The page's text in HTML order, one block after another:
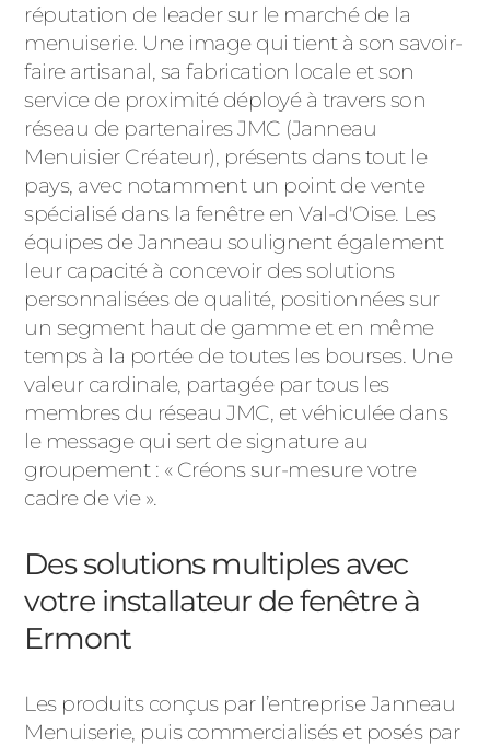
réputation de leader sur le marché de la
menuiserie. Une image qui tient à son savoir-
faire artisanal, sa fabrication locale et son
service de proximité déployé à travers son
réseau de partenaires JMC (Janneau
Menuisier Créateur), présents dans tout le
pays, avec notamment un point de vente
spécialisé dans la fenêtre en Val-d'Oise. Les
équipes de Janneau soulignent également
leur capacité à concevoir des solutions
personnalisées de qualité, positionnées sur
un segment haut de gamme et en même
temps à la portée de toutes les bourses. Une
valeur cardinale, partagée par tous les
membres du réseau JMC, et véhiculée dans
le message qui sert de signature au
groupement : « Créons sur-mesure votre
cadre de vie ».
Des solutions multiples avec
votre installateur de fenêtre à
Ermont
Les produits conçus par l’entreprise Janneau
Menuiserie, puis commercialisés et posés par